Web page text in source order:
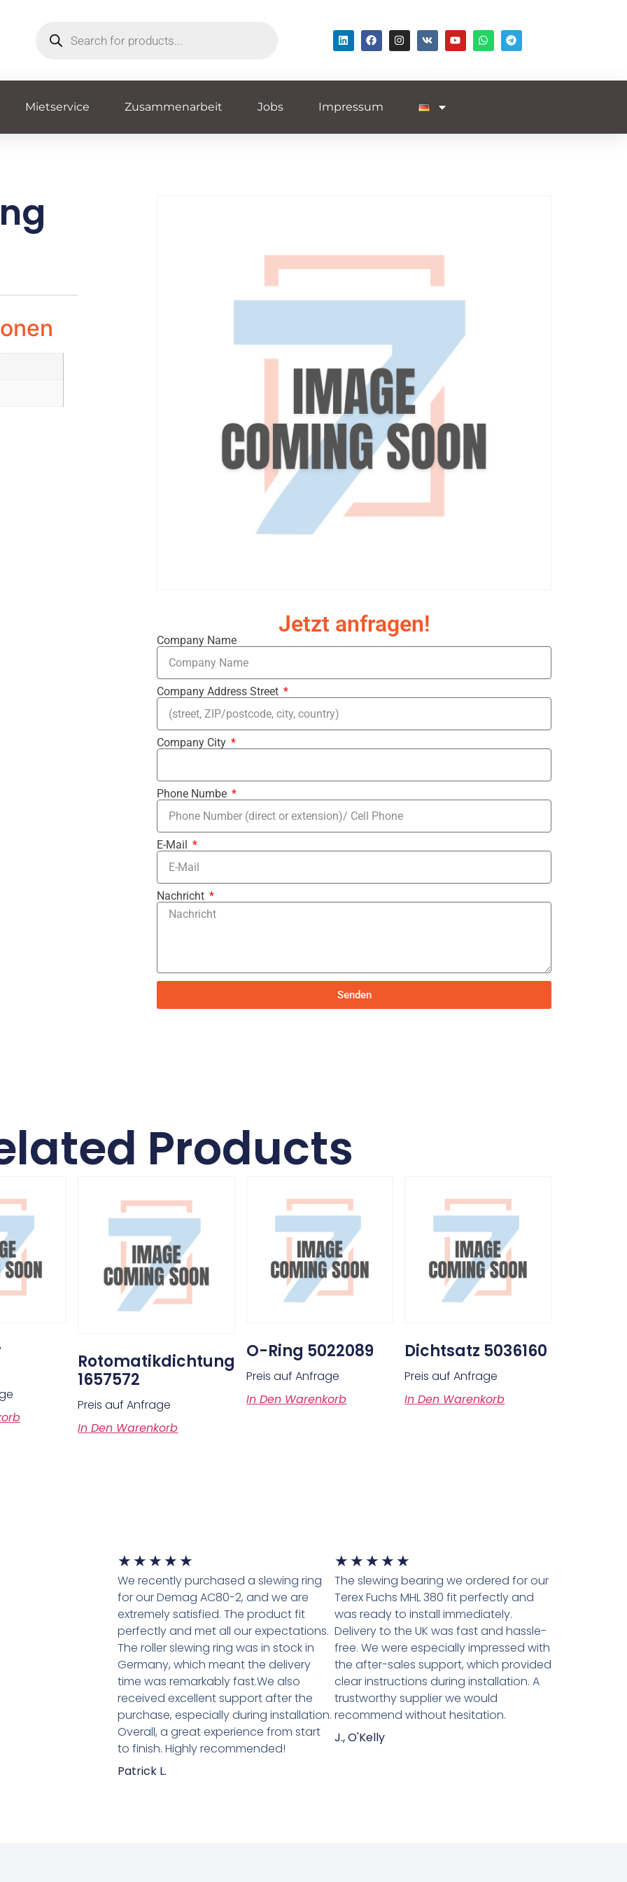
Mietservice Zusammenarbeit Jobs Impressum
Jetzt anfragen!
Company Name
Company Address Street
Company City
Phone Numbe
E-Mail
Nachricht
Senden
Products
Rotomatikdichtung
1657572
Preis auf Anfrage
In Den Warenkorb
O-Ring 5022089
Preis auf Anfrage
In Den Warenkorb
Dichtsatz 5036160
Preis auf Anfrage
In Den Warenkorb
★ ★ ★ ★ ★
We recently purchased a slewing ring
for our Demag AC80-2, and we are
extremely satisfied. The product fit
perfectly and met all our expectations.
The roller slewing ring was in stock in
Germany, which meant the delivery
time was remarkably fast.We also
received excellent support after the
purchase, especially during installation.
Overall, a great experience from start
to finish. Highly recommended!
Patrick L.
★ ★ ★ ★ ★
The slewing bearing we ordered for our
Terex Fuchs MHL 380 fit perfectly and
was ready to install immediately.
Delivery to the UK was fast and hassle-
free. We were especially impressed with
the after-sales support, which provided
clear instructions during installation. A
trustworthy supplier we would
recommend without hesitation.
J., O'Kelly